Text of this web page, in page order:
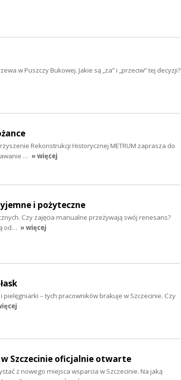
w Puszczy Bukowej. Jakie są „za” i „przeciw” tej decyzji?
Rekonstrukcji Historycznej METRUM zaprasza do
… » więcej
i pożyteczne
Czy zajęcia manualne przeżywają swój renesans?
od… » więcej
– tych pracowników brakuje w Szczecinie. Czy
Szczecinie oficjalnie otwarte
z nowego miejsca wsparcia w Szczecinie. Na jaką